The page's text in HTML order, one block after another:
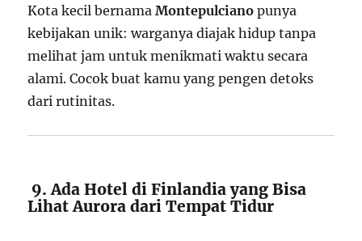
Kota kecil bernamaMontepulciano punya
kebijakan unik: warganya diajak hidup tanpa
melihat jam untuk menikmati waktu secara
alami. Cocok buat kamu yang pengen detoks
dari rutinitas.
9. Ada Hotel di Finlandia yang Bisa
Lihat Aurora dari Tempat Tidur